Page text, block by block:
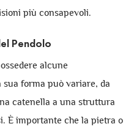
più consapevoli.
Pendolo
alcune
forma può variare, da
catenella a una struttura
È importante che la pietra o